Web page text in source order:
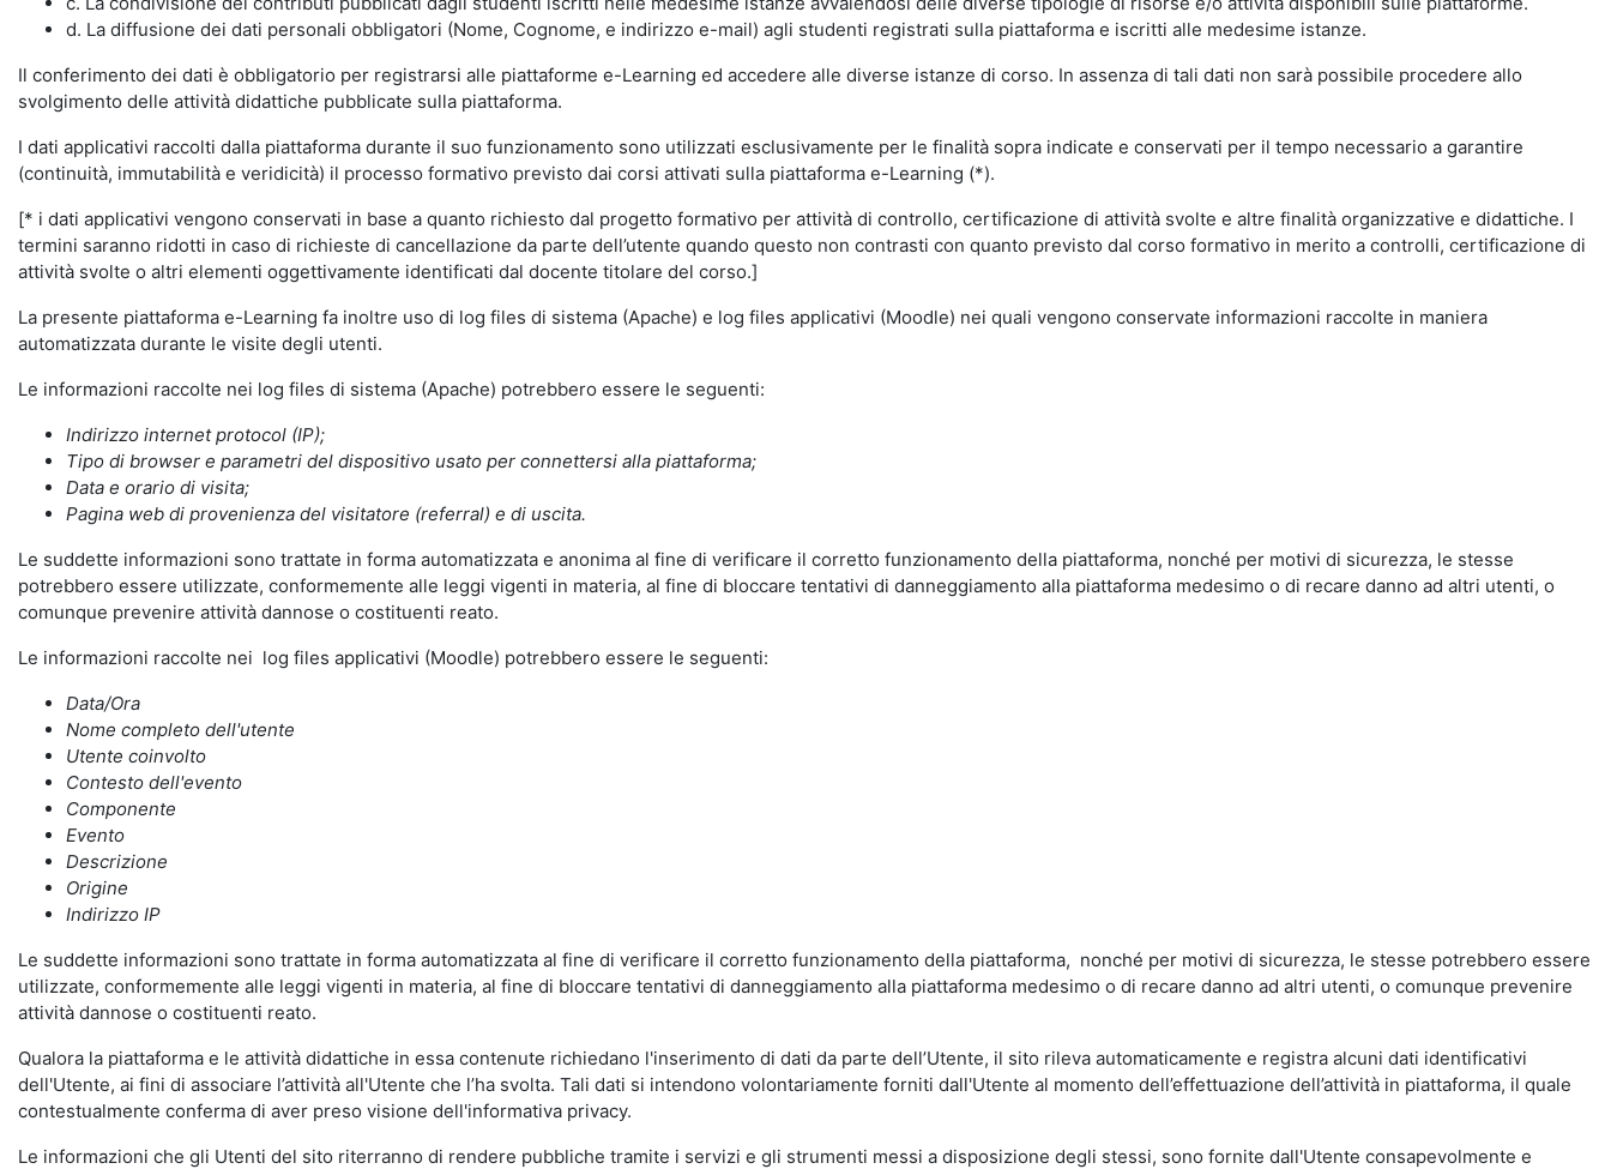
d. La diffusione dei dati personali obbligatori (Nome, Cognome, e indirizzo e-mail) agli studenti registrati sulla piattaforma e iscritti alle medesime istanze.
Il conferimento dei dati è obbligatorio per registrarsi alle piattaforme e-Learning ed accedere alle diverse istanze di corso. In assenza di tali dati non sarà possibile procedere allo
svolgimento delle attività didattiche pubblicate sulla piattaforma.
I dati applicativi raccolti dalla piattaforma durante il suo funzionamento sono utilizzati esclusivamente per le finalità sopra indicate e conservati per il tempo necessario a garantire
(continuità, immutabilità e veridicità) il processo formativo previsto dai corsi attivati sulla piattaforma e-Learning (*).
[* i dati applicativi vengono conservati in base a quanto richiesto dal progetto formativo per attività di controllo, certificazione di attività svolte e altre finalità organizzative e didattiche. I
termini saranno ridotti in caso di richieste di cancellazione da parte dell’utente quando questo non contrasti con quanto previsto dal corso formativo in merito a controlli, certificazione di
attività svolte o altri elementi oggettivamente identificati dal docente titolare del corso.]
La presente piattaforma e-Learning fa inoltre uso di log files di sistema (Apache) e log files applicativi (Moodle) nei quali vengono conservate informazioni raccolte in maniera
automatizzata durante le visite degli utenti.
Le informazioni raccolte nei log files di sistema (Apache) potrebbero essere le seguenti:
Indirizzo internet protocol (IP);
Tipo di browser e parametri del dispositivo usato per connettersi alla piattaforma;
Data e orario di visita;
Pagina web di provenienza del visitatore (referral) e di uscita.
Le suddette informazioni sono trattate in forma automatizzata e anonima al fine di verificare il corretto funzionamento della piattaforma, nonché per motivi di sicurezza, le stesse
potrebbero essere utilizzate, conformemente alle leggi vigenti in materia, al fine di bloccare tentativi di danneggiamento alla piattaforma medesimo o di recare danno ad altri utenti, o
comunque prevenire attività dannose o costituenti reato.
Le informazioni raccolte nei log files applicativi (Moodle) potrebbero essere le seguenti:
Data/Ora
Nome completo dell'utente
Utente coinvolto
Contesto dell'evento
Componente
Evento
Descrizione
Origine
Indirizzo IP
Le suddette informazioni sono trattate in forma automatizzata al fine di verificare il corretto funzionamento della piattaforma, nonché per motivi di sicurezza, le stesse potrebbero essere
utilizzate, conformemente alle leggi vigenti in materia, al fine di bloccare tentativi di danneggiamento alla piattaforma medesimo o di recare danno ad altri utenti, o comunque prevenire
attività dannose o costituenti reato.
Qualora la piattaforma e le attività didattiche in essa contenute richiedano l'inserimento di dati da parte dell’Utente, il sito rileva automaticamente e registra alcuni dati identificativi
dell'Utente, ai fini di associare l’attività all'Utente che l’ha svolta. Tali dati si intendono volontariamente forniti dall'Utente al momento dell’effettuazione dell’attività in piattaforma, il quale
contestualmente conferma di aver preso visione dell'informativa privacy.
Le informazioni che gli Utenti del sito riterranno di rendere pubbliche tramite i servizi e gli strumenti messi a disposizione degli stessi, sono fornite dall'Utente consapevolmente e